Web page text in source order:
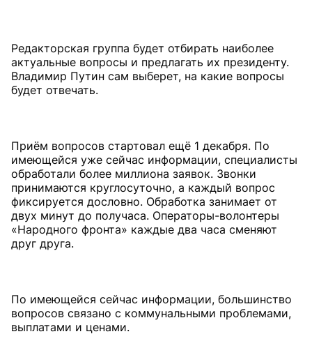
Редакторская группа будет отбирать наиболее
актуальные вопросы и предлагать их президенту.
Владимир Путин сам выберет, на какие вопросы
будет отвечать.
Приём вопросов стартовал ещё 1 декабря. По
имеющейся уже сейчас информации, специалисты
обработали более миллиона заявок. Звонки
принимаются круглосуточно, а каждый вопрос
фиксируется дословно. Обработка занимает от
двух минут до получаса. Операторы-волонтеры
«Народного фронта» каждые два часа сменяют
друг друга.
По имеющейся сейчас информации, большинство
вопросов связано с коммунальными проблемами,
выплатами и ценами.